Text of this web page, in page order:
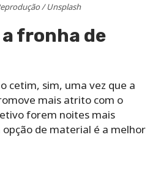
/ Unsplash
fronha de
cetim, sim, uma vez que a
mais atrito com o
forem noites mais
de material é a melhor